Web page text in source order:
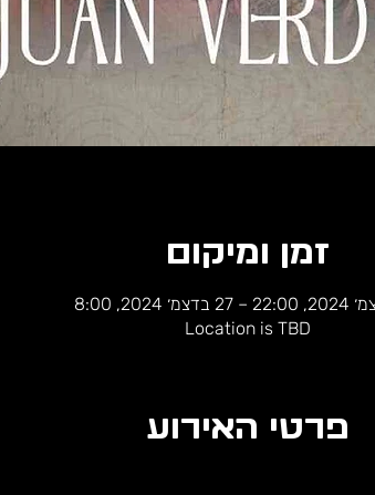
זמן ומיקום
Location is TBD
פרטי האירוע